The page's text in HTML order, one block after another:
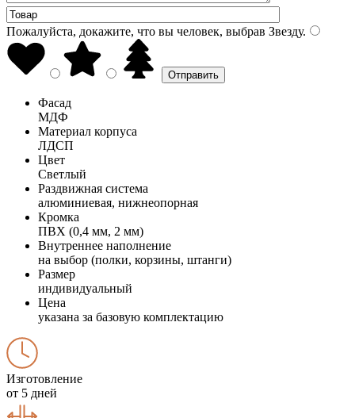
Пожалуйста, докажите, что вы человек, выбрав Звезду.
Фасад
МДФ
Материал корпуса
ЛДСП
Цвет
Светлый
Раздвижная система
алюминиевая, нижнеопорная
Кромка
ПВХ (0,4 мм, 2 мм)
Внутреннее наполнение
на выбор (полки, корзины, штанги)
Размер
индивидуальный
Цена
указана за базовую комплектацию
Изготовление
от 5 дней